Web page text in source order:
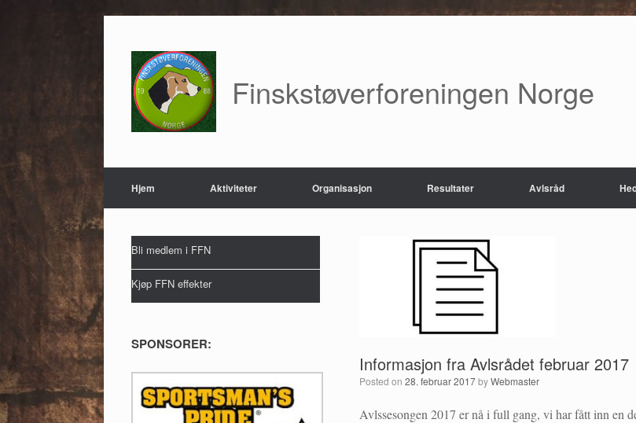
content
Finskstøverforeningen Norge
Hjem Aktiviteter Organisasjon Resultater Avlsråd
Informasjon fra Avlsrådet februar 2017
Posted on28. februar 2017byWebmaster
Avlssesongen 2017 er nå i full gang, vi har fått inn en
Bli medlem i FFN
Kjøp FFN effekter
SPONSORER: